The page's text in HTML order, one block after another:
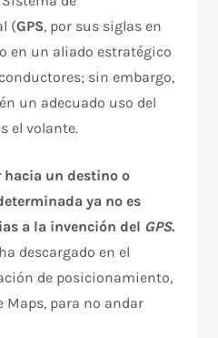
(GPS, por sus siglas en
en un aliado estratégico
sin embargo,
un adecuado uso del
el volante.
hacia un destino o
ya no es
a la invención del GPS.
descargado en el
de posicionamiento,
Maps, para no andar